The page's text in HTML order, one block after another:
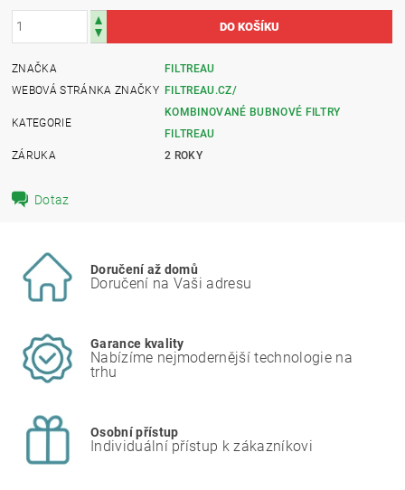
ZNAČKA
FILTREAU
WEBOVÁ STRÁNKA ZNAČKY FILTREAU.CZ/
KATEGORIE
KOMBINOVANÉ BUBNOVÉ FILTRY
FILTREAU
ZÁRUKA
2 ROKY
Dotaz
Doručení až domů
Doručení na Vaši adresu
Garance kvality
Nabízíme nejmodernější technologie na
trhu
Osobní přístup
Individuální přístup k zákazníkovi